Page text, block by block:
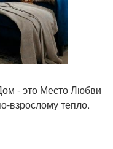
- это Место Любви
взрослому тепло.